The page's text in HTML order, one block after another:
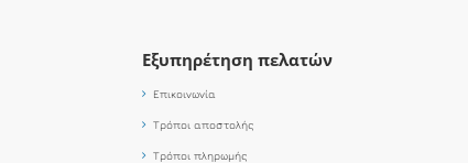
Εξυπηρέτηση πελατών
Επικοινωνία
Τρόποι αποστολής
Τρόποι πληρωμής